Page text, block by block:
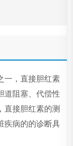
，直接胆红素
道阻塞、代偿性
直接胆红素的测
疾病的的诊断具